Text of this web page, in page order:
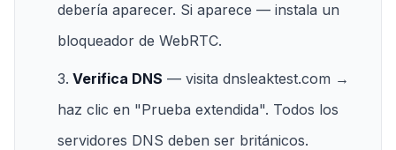
debería aparecer. Si aparece — instala un
bloqueador de WebRTC.
Verifica DNS — visita dnsleaktest.com →
haz clic en "Prueba extendida". Todos los
servidores DNS deben ser británicos.